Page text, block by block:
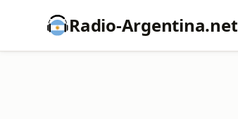
Radio-Argentina.net